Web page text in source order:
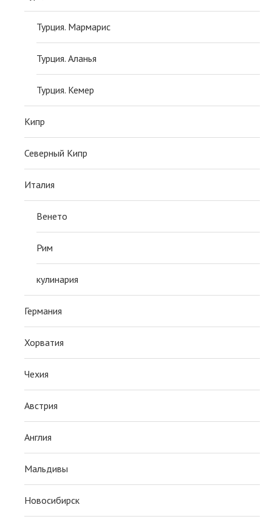
Турция. Мармарис
Турция. Аланья
Турция. Кемер
Кипр
Северный Кипр
Италия
Венето
Рим
кулинария
Германия
Хорватия
Чехия
Австрия
Англия
Мальдивы
Новосибирск